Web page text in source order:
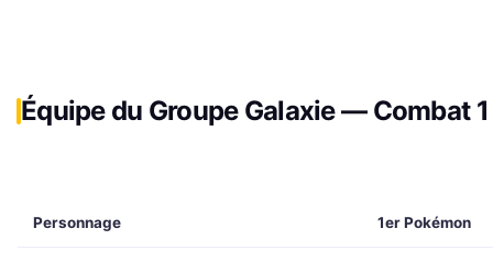
Équipe du Groupe Galaxie — Combat 1
Personnage 1er Pokémon